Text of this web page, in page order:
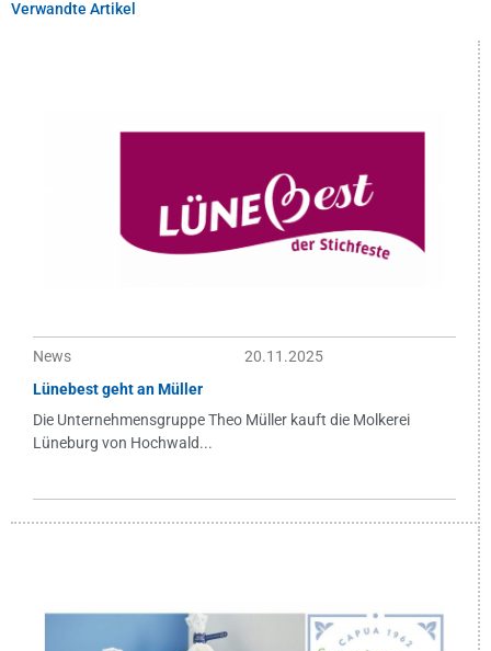
Verwandte Artikel
News
20.11.2025
Lünebest geht an Müller
Die Unternehmensgruppe Theo Müller kauft die Molkerei
Lüneburg von Hochwald...